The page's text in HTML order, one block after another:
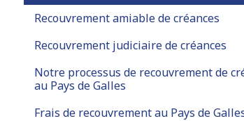
Recouvrement amiable de créances
Recouvrement judiciaire de créances
Notre processus de recouvrement de
au Pays de Galles
Frais de recouvrement au Pays de